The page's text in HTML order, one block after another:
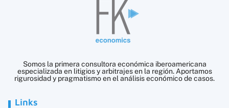
Somos la primera consultora económica iberoamericana
especializada en litigios y arbitrajes en la región. Aportamos
rigurosidad y pragmatismo en el análisis económico de casos.
Links